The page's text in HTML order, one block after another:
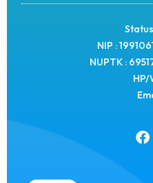
NIP :
NUPTK :
HP/